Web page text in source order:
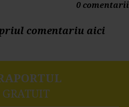
0 comentarii
comentariu aici
GRATUIT